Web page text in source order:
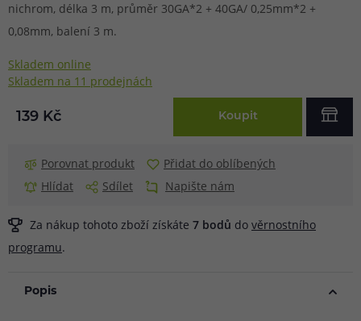
nichrom, délka 3 m, průměr 30GA*2 + 40GA/ 0,25mm*2 +
0,08mm, balení 3 m.
Skladem online
Skladem na 11 prodejnách
139 Kč Koupit
Porovnat produkt
Přidat do oblíbených
Hlídat
Sdílet Napište nám
Za nákup tohoto zboží získáte 7 bodů do věrnostního
programu.
Popis